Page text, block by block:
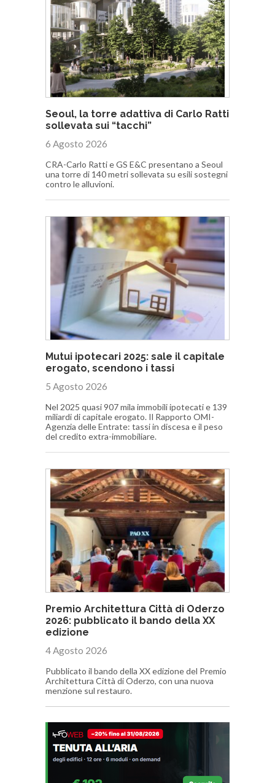
Seoul, la torre adattiva di Carlo Ratti
sollevata sui “tacchi”
6 Agosto 2026
CRA-Carlo Ratti e GS E&C presentano a Seoul
una torre di 140 metri sollevata su esili sostegni
contro le alluvioni.
Mutui ipotecari 2025: sale il capitale
erogato, scendono i tassi
5 Agosto 2026
Nel 2025 quasi 907 mila immobili ipotecati e 139
miliardi di capitale erogato. Il Rapporto OMI-
Agenzia delle Entrate: tassi in discesa e il peso
del credito extra-immobiliare.
Premio Architettura Città di Oderzo
2026: pubblicato il bando della XX
edizione
4 Agosto 2026
Pubblicato il bando della XX edizione del Premio
Architettura Città di Oderzo, con una nuova
menzione sul restauro.